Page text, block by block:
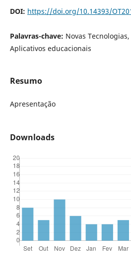
DOI: https://doi.org/10.14393/
Palavras-chave: Novas
Aplicativos educacionais
Resumo
Apresentação
Downloads